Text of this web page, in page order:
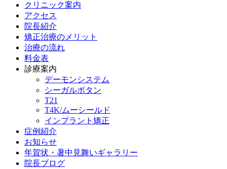
クリニック案内
アクセス
院長紹介
矯正治療のメリット
治療の流れ
料金表
診療案内
デーモンシステム
シーガルボタン
T21
T4K/ムーシールド
インプラント矯正
症例紹介
お知らせ
年賀状・暑中見舞いギャラリー
院長ブログ